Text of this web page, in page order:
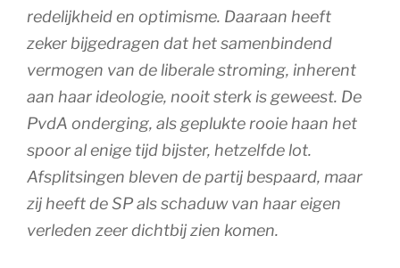
redelijkheid en optimisme. Daaraan heeft
zeker bijgedragen dat het samenbindend
vermogen van de liberale stroming, inherent
aan haar ideologie, nooit sterk is geweest. De
PvdA onderging, als geplukte rooie haan het
spoor al enige tijd bijster, hetzelfde lot.
Afsplitsingen bleven de partij bespaard, maar
zij heeft de SP als schaduw van haar eigen
verleden zeer dichtbij zien komen.